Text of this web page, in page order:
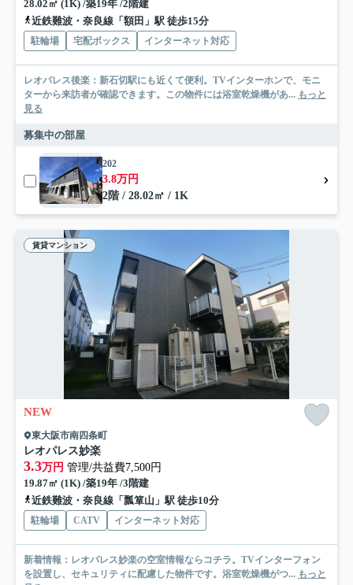
28.02㎡ (1K) /築19年 /2階建
近鉄難波・奈良線「額田」駅 徒歩15分
駐輪場 宅配ボックス インターネット対応
レオパレス後楽：新石切駅にも近くて便利。TVインターホンで、モニ
ターから来訪者が確認できます。この物件には浴室乾燥機があ... もっと
見る
募集中の部屋
202
3.8万円
2階 / 28.02㎡ / 1K
賃貸マンション
NEW
東大阪市南四条町
レオパレス妙楽
3.3万円 管理/共益費7,500円
19.87㎡ (1K) /築19年 /3階建
近鉄難波・奈良線「瓢箪山」駅 徒歩10分
駐輪場 CATV インターネット対応
新着情報：レオパレス妙楽の空室情報ならコチラ。TVインターフォン
を設置し、セキュリティに配慮した物件です。浴室乾燥機がつ... もっと